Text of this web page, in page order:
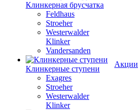
Клинкерная брусчатка
Feldhaus
Stroeher
Westerwalder
Klinker
Vandersanden
Клинкерные ступени
Exagres
Stroeher
Westerwalder
Klinker
Акции